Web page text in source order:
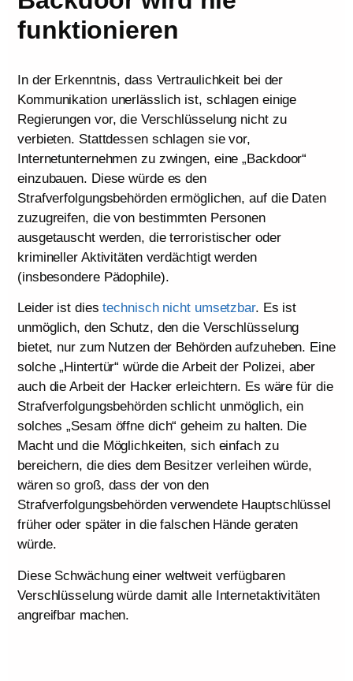
funktionieren
In der Erkenntnis, dass Vertraulichkeit bei der
Kommunikation unerlässlich ist, schlagen einige
Regierungen vor, die Verschlüsselung nicht zu
verbieten. Stattdessen schlagen sie vor,
Internetunternehmen zu zwingen, eine „Backdoor“
einzubauen. Diese würde es den
Strafverfolgungsbehörden ermöglichen, auf die Daten
zuzugreifen, die von bestimmten Personen
ausgetauscht werden, die terroristischer oder
krimineller Aktivitäten verdächtigt werden
(insbesondere Pädophile).
Leider ist diestechnisch nicht umsetzbar. Es ist
unmöglich, den Schutz, den die Verschlüsselung
bietet, nur zum Nutzen der Behörden aufzuheben. Eine
solche „Hintertür“ würde die Arbeit der Polizei, aber
auch die Arbeit der Hacker erleichtern. Es wäre für die
Strafverfolgungsbehörden schlicht unmöglich, ein
solches „Sesam öffne dich“ geheim zu halten. Die
Macht und die Möglichkeiten, sich einfach zu
bereichern, die dies dem Besitzer verleihen würde,
wären so groß, dass der von den
Strafverfolgungsbehörden verwendete Hauptschlüssel
früher oder später in die falschen Hände geraten
würde.
Diese Schwächung einer weltweit verfügbaren
Verschlüsselung würde damit alle Internetaktivitäten
angreifbar machen.